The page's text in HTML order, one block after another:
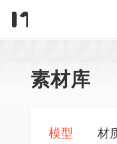
素材库
模型 材